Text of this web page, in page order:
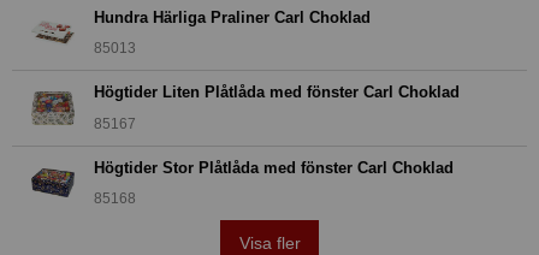
Hundra Härliga Praliner Carl Choklad
85013
Högtider Liten Plåtlåda med fönster Carl Choklad
85167
Högtider Stor Plåtlåda med fönster Carl Choklad
85168
Visa fler